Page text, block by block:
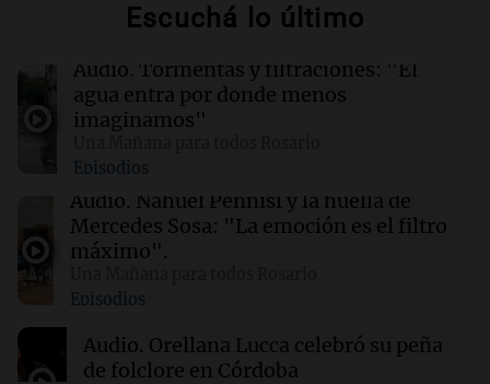
Clima
este domingo 9 de agosto
00:21 Clima
este domingo 9 de agosto
Clima
Clima en Santa Fe: cómo estará el tiempo este
Escuchá lo último
Audio. Tormentas y filtraciones: "El
agua entra por donde menos
imaginamos"
Episodios
Audio. Nahuel Pennisi y la huella de
Mercedes Sosa: "La emoción es el filtro
máximo".
Episodios
Audio. Orellana Lucca celebró su peña
de folclore en Córdoba